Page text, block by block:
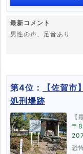
最新コメント
男性の声、足音あり
第4位：
【佐賀
処刑場跡
〒
恐